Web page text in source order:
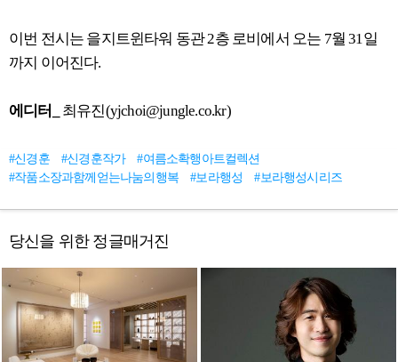
이번 전시는 을지트윈타워 동관 2층 로비에서 오는 7월 31일
까지 이어진다.
에디터_ 최유진(yjchoi@jungle.co.kr)
#신경훈 #신경훈작가
#여름소확행아트컬렉션
#작품소장과함께얻는나눔의행복
#보라행성 #보라행성시리즈
당신을 위한 정글매거진